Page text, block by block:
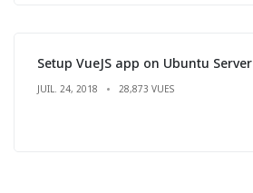
Setup VueJS app on Ubuntu Server
JUIL. 24, 2018 28,873 VUES